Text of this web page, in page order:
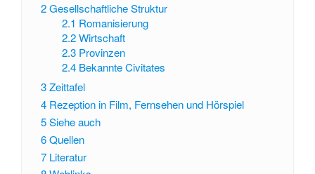
2Gesellschaftliche Struktur
2.1 Romanisierung
2.2 Wirtschaft
2.3 Provinzen
2.4 Bekannte Civitates
3Zeittafel
4 Rezeption in Film, Fernsehen und Hörspiel
5Siehe auch
6Quellen
7 Literatur